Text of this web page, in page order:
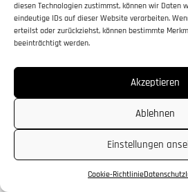
diesen Technologien zustimmst, können wir Daten
eindeutige IDs auf dieser Website verarbeiten.
erteilst oder zurückziehst, können bestimmte
beeinträchtigt werden.
Akzeptieren
Ablehnen
Einstellungen
Cookie-RichtlinieDatenschutz
Schrift+Bild GmbH, Lindenberg im
Impressum|Cookie-